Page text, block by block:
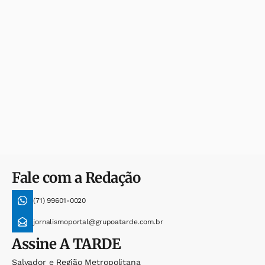
Fale com a Redação
(71) 99601-0020
jornalismoportal@grupoatarde.com.br
AssineA TARDE
Salvador e Região Metropolitana